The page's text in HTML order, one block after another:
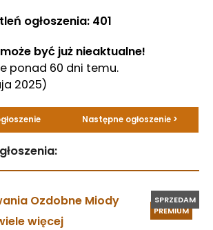
ogłoszenia: 401
być już nieaktualne!
ponad 60 dni temu.
2025)
Następne ogłoszenie >
PREMIUM
SPRZEDAM
Ozdobne Miody
więcej